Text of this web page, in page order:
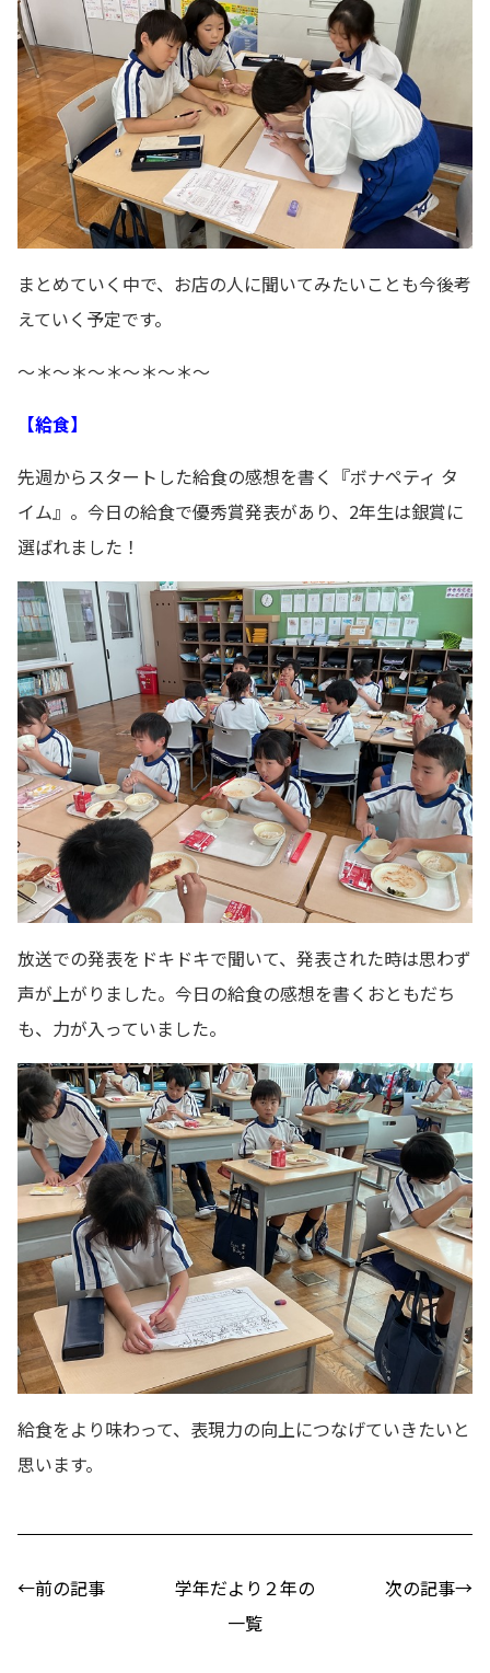
まとめていく中で、お店の人に聞いてみたいことも今後考
えていく予定です。
～＊～＊～＊～＊～＊～
【給食】
先週からスタートした給食の感想を書く『ボナペティ タ
イム』。今日の給食で優秀賞発表があり、2年生は銀賞に
選ばれました！
放送での発表をドキドキで聞いて、発表された時は思わず
声が上がりました。今日の給食の感想を書くおともだち
も、力が入っていました。
給食をより味わって、表現力の向上につなげていきたいと
思います。
←前の記事
学年だより２年の
一覧
次の記事→